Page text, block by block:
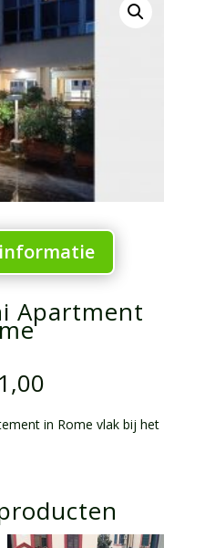
Apartment
in Rome vlak bij het